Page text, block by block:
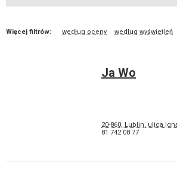
Więcej filtrów: według oceny według wyświetleń
Ja Wo
20-860, Lublin, ulica
81 742 08 77